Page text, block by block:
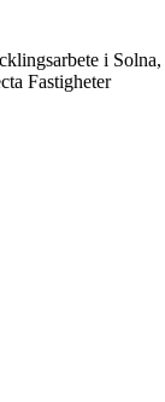
i
Fastigheter